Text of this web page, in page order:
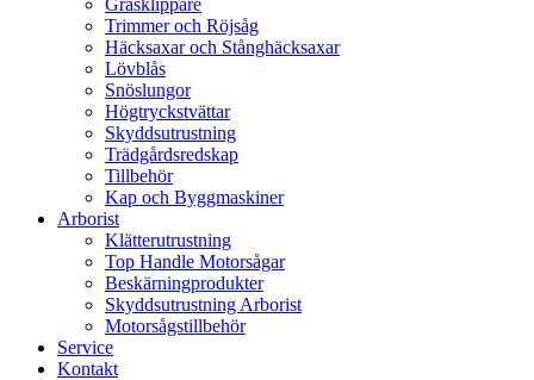
Gräsklippare
Trimmer och Röjsåg
Häcksaxar och Stånghäcksaxar
Lövblås
Snöslungor
Högtryckstvättar
Skyddsutrustning
Trädgårdsredskap
Tillbehör
Kap och Byggmaskiner
Arborist
Klätterutrustning
Top Handle Motorsågar
Beskärningprodukter
Skyddsutrustning Arborist
Motorsågstillbehör
Service
Kontakt